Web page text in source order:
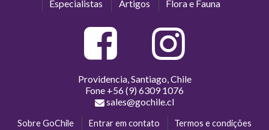
Especialistas
Artigos Flora e Fauna
Providencia, Santiago, Chile
Fone +56 (9) 6309 1076
sales@gochile.cl
Sobre GoChile Entrar em contato
Termos e condições